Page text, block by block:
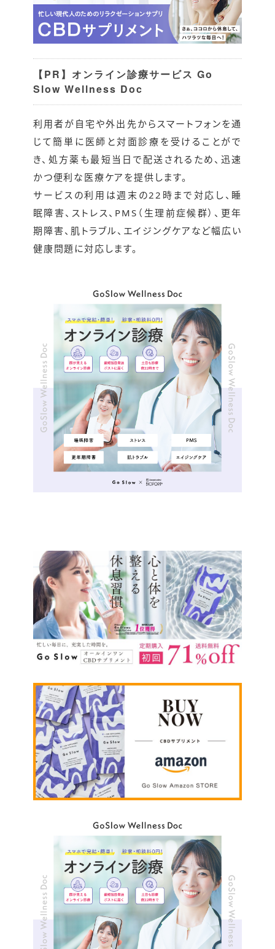
【PR】オンライン診療サービス Go
Slow Wellness Doc
利用者が自宅や外出先からスマートフォンを通
じて簡単に医師と対面診療を受けることがで
き、処方薬も最短当日で配送されるため、迅速
かつ便利な医療ケアを提供します。
サービスの利用は週末の22時まで対応し、睡
眠障害、ストレス、PMS（生理前症候群）、更年
期障害、肌トラブル、エイジングケアなど幅広い
健康問題に対応します。